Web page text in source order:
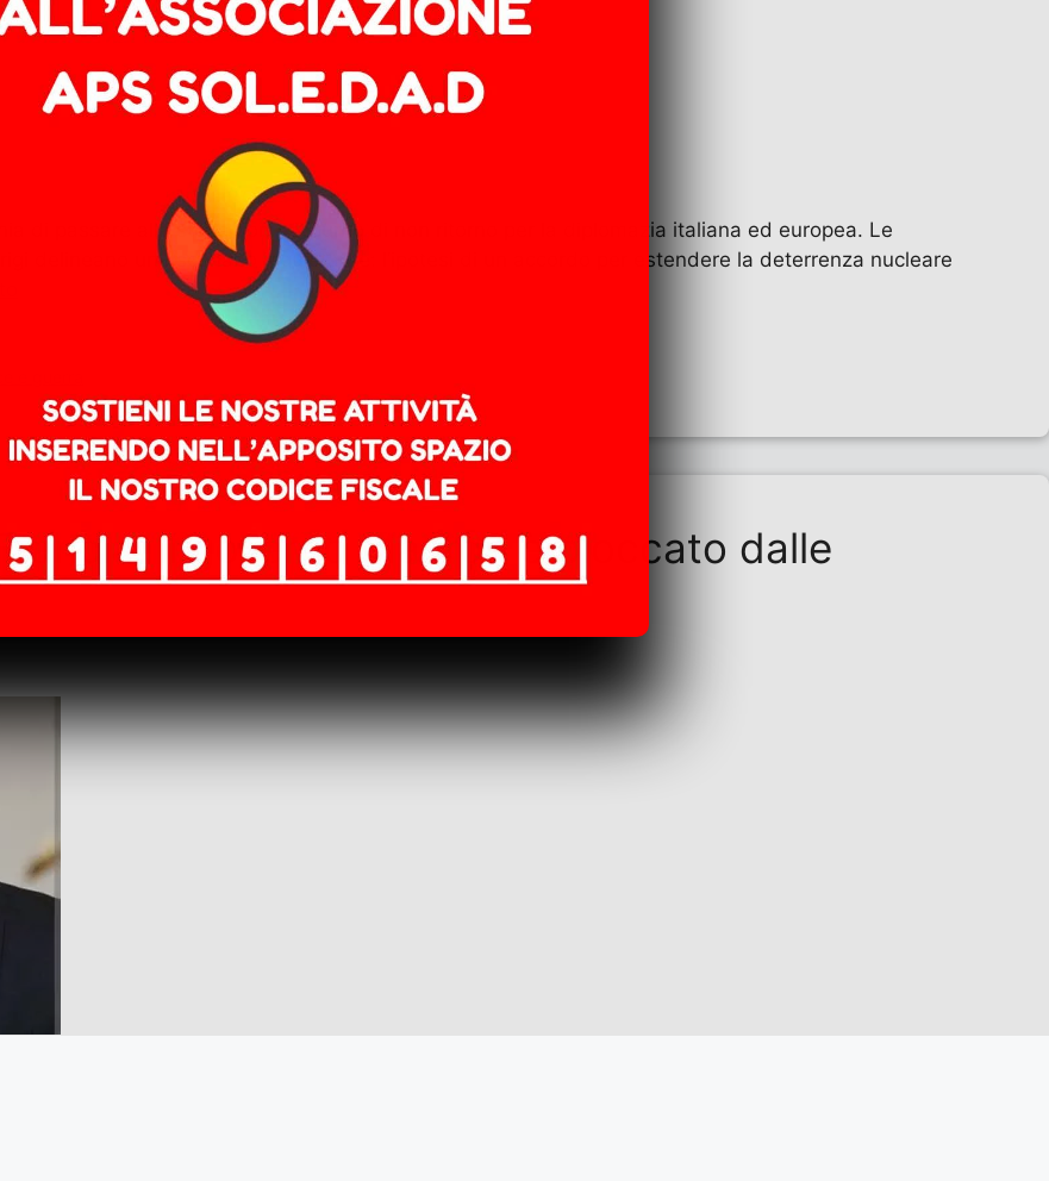
di passare alla storia come il punto di non ritorno per la diplomazia italiana ed europea. Le
delineano uno scenario inquietante: l’ipotesi di un accordo per estendere la deterrenza nucleare
il governo Macron è bloccato dalle